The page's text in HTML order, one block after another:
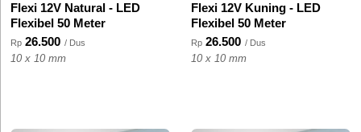
Flexi 12V Natural - LED
Flexibel 50 Meter
Rp 26.500 / Dus
10 x 10 mm
Flexi 12V Kuning - LED
Flexibel 50 Meter
Rp 26.500 / Dus
10 x 10 mm